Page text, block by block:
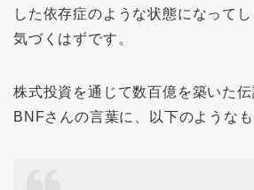
した依存症のような状態になって
気づくはずです。
株式投資を通じて数百億を築いた
BNFさんの言葉に、以下のようなも